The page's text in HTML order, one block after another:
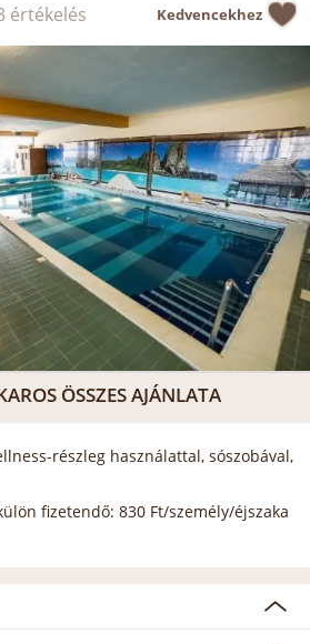
értékelés Kedvencekhez
ÖSSZES AJÁNLATA
részleg használattal, sószobával,
fizetendő: 830 Ft/személy/éjszaka